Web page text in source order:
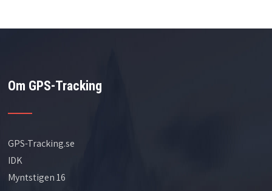
Om GPS-Tracking
GPS-Tracking.se
IDK
Myntstigen 16